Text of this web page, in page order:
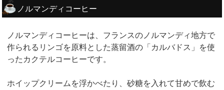
ノルマンディコーヒー
ノルマンディコーヒーは、フランスのノルマンディ地方で
作られるリンゴを原料とした蒸留酒の「カルバドス」を使
ったカクテルコーヒーです。
ホイップクリームを浮かべたり、砂糖を入れて甘めで飲む